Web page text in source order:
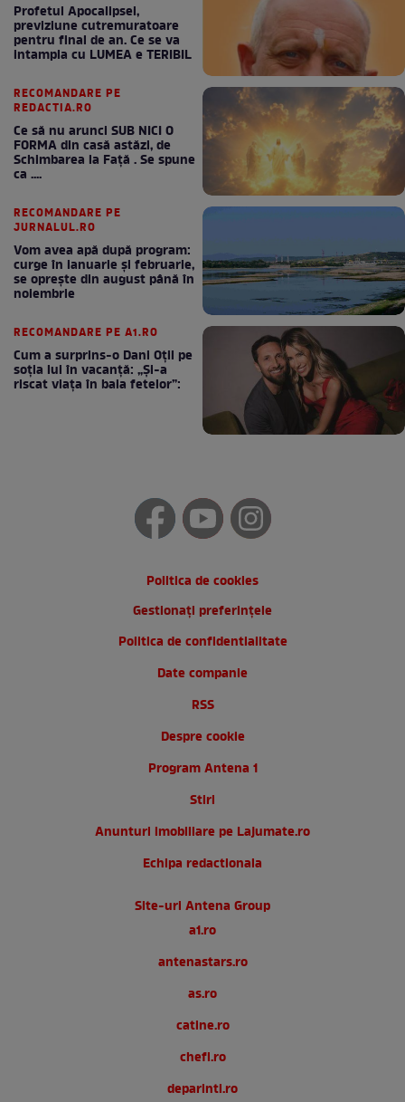
Profetul Apocalipsei,
previziune cutremuratoare
pentru final de an. Ce se va
intampla cu LUMEA e TERIBIL
RECOMANDARE PE
REDACTIA.RO
Ce să nu arunci SUB NICI O
FORMA din casă astăzi, de
Schimbarea la Față . Se spune
ca ....
RECOMANDARE PE
JURNALUL.RO
Vom avea apă după program:
curge în ianuarie și februarie,
se oprește din august până în
noiembrie
RECOMANDARE PE A1.RO
Cum a surprins-o Dani Oțil pe
soția lui în vacanță: „Și-a
riscat viața în baia fetelor”:
Politica de cookies
Gestionați preferințele
Politica de confidentialitate
Date companie
RSS
Despre cookie
Program Antena 1
Stiri
Anunturi imobiliare pe Lajumate.ro
Echipa redactionala
Site-uri Antena Group
a1.ro
antenastars.ro
as.ro
catine.ro
chefi.ro
deparinti.ro